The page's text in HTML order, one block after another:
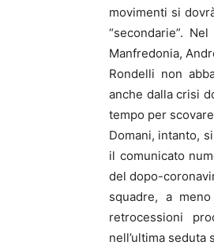
movimenti si
“secondarie”.
Manfredonia,
Rondelli non
anche dalla crisi
tempo per
Domani, intanto,
il comunicato
del dopo-
squadre, a
retrocessioni
nell’ultima seduta